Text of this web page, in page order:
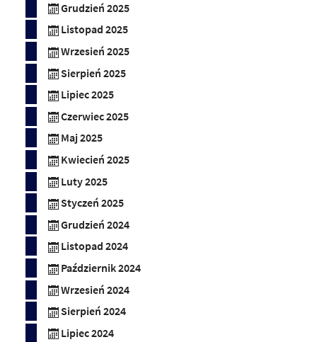
Grudzień 2025
Listopad 2025
Wrzesień 2025
Sierpień 2025
Lipiec 2025
Czerwiec 2025
Maj 2025
Kwiecień 2025
Luty 2025
Styczeń 2025
Grudzień 2024
Listopad 2024
Październik 2024
Wrzesień 2024
Sierpień 2024
Lipiec 2024